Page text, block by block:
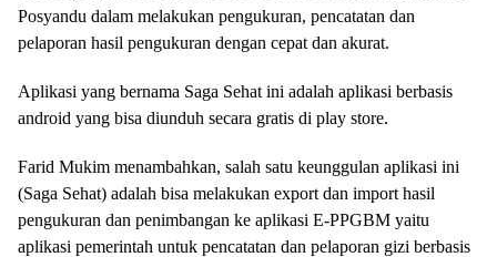
Posyandu dalam melakukan pengukuran, pencatatan dan
pelaporan hasil pengukuran dengan cepat dan akurat.
Aplikasi yang bernama Saga Sehat ini adalah aplikasi berbasis
android yang bisa diunduh secara gratis di play store.
Farid Mukim menambahkan, salah satu keunggulan aplikasi ini
(Saga Sehat) adalah bisa melakukan export dan import hasil
pengukuran dan penimbangan ke aplikasi E-PPGBM yaitu
aplikasi pemerintah untuk pencatatan dan pelaporan gizi berbasis